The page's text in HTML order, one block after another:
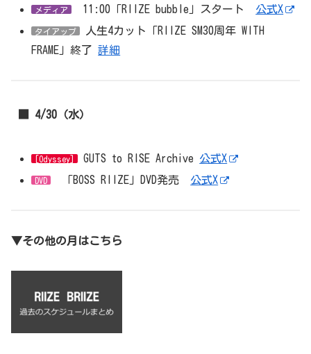
メディア 11:00「RIIZE bubble」スタート 公式X
タイアップ
人生4カット「RIIZE SM30周年 WITH
FRAME」終了詳細
■ 4/30（水）
[Odyssey] GUTS to RISE Archive 公式X
DVD 「BOSS RIIZE」DVD発売 公式X
▼その他の月はこちら